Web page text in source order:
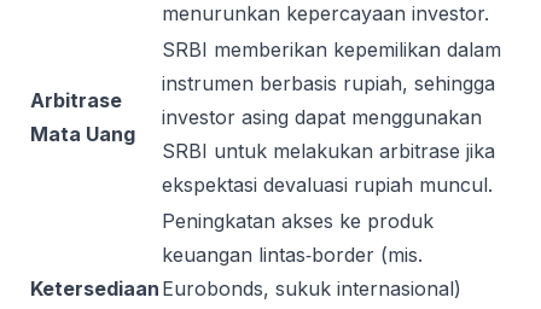
menurunkan kepercayaan investor.
Arbitrase
Mata Uang
SRBI memberikan kepemilikan dalam
instrumen berbasis rupiah, sehingga
investor asing dapat menggunakan
SRBI untuk melakukan arbitrase jika
ekspektasi devaluasi rupiah muncul.
Ketersediaan
Peningkatan akses ke produk
keuangan lintas‑border (mis.
Eurobonds, sukuk internasional)